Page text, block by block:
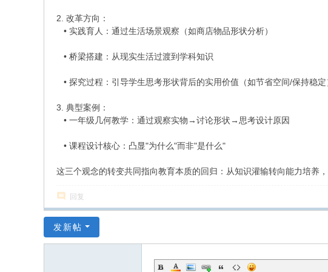
2. 改革方向：
• 实践育人：通过生活场景观察（如商店物品形状分析）
• 桥梁搭建：从现实生活过渡到学科知识
• 探究过程：引导学生思考形状背后的实用价值（如节省空间/保持稳定
3. 典型案例：
• 一年级几何教学：通过观察实物→讨论形状→思考设计原因
• 课程设计核心：凸显"为什么"而非"是什么"
这三个观念的转变共同指向教育本质的回归：从知识灌输转向能力培养
回复
发新帖